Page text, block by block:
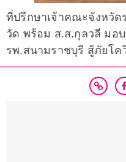
ที่ปรึกษาเจ้าคณะจังหวัด
วัด พร้อม ส.ส.กุลวลี มอ
รพ.สนามราชบุรี สู้ภัยโค